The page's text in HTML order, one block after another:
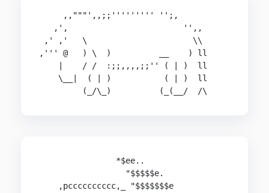
     ,,"""',,;;''''''''' '';,
   ,',                        '',,
,' ,'   \                      \\
,''' @   ) \  )          __    ) ll
    |    / /  :;;,,,,;;'' ( | )  ll
    \__|  ( | )           ( | )  ll
         (_/\_)          (_(__/  /\
                *$ee..
                  "$$$$$e.
    ,pcccccccccc,_ "$$$$$$$e